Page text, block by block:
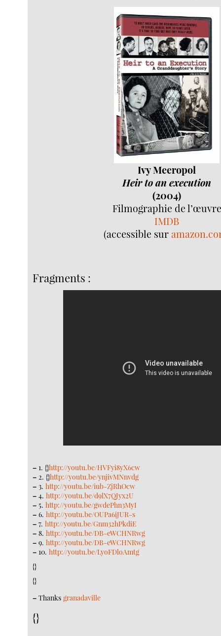
Ivy Meeropol
Heir to an execution
(2004)
Filmographie de l’œuvre
IMDB
(accessible sur
Fragments :
– 1. {}http://youtu.be/HVFyi8yX6cw
– 2. {}http://youtu.be/ynjivMNnvdg
– 3.http://youtu.be/iub-ZjRhOcw
– 4.http://youtu.be/d9lX7QJyx2U
– 5.http://youtu.be/gwdePhn3MyI
– 6.http://youtu.be/OUPa6iJUR-s
– 7.http://youtu.be/Gnm32hPkdiE
– 8.http://youtu.be/DB-eWCHNRwg
– 9.http://youtu.be/DB-eWCHNRwg
– 10.http://youtu.be/LyoFDloAmtg
{}
{}
– Thanksgranadaville
{}